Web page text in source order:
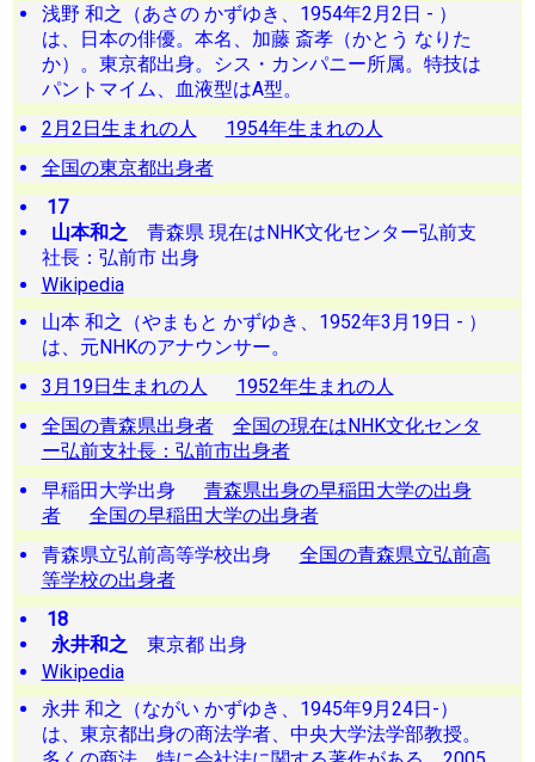
浅野 和之（あさの かずゆき、1954年2月2日 - ）
は、日本の俳優。本名、加藤 斎孝（かとう なりた
か）。東京都出身。シス・カンパニー所属。特技は
パントマイム、血液型はA型。
2月2日生まれの人
1954年生まれの人
全国の東京都出身者
17
山本和之 青森県 現在はNHK文化センター弘前支
社長：弘前市 出身
Wikipedia
山本 和之（やまもと かずゆき、1952年3月19日 - ）
は、元NHKのアナウンサー。
3月19日生まれの人
1952年生まれの人
全国の青森県出身者
全国の現在はNHK文化センタ
ー弘前支社長：弘前市出身者
早稲田大学出身 青森県出身の早稲田大学の出身
者
全国の早稲田大学の出身者
青森県立弘前高等学校出身 全国の青森県立弘前高
等学校の出身者
18
永井和之 東京都 出身
Wikipedia
永井 和之（ながい かずゆき、1945年9月24日-）
は、東京都出身の商法学者、中央大学法学部教授。